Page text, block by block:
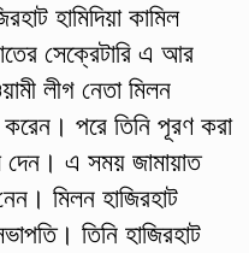
হামিদিয়া কামিল
সেক্রেটারি এ আর
লীগ নেতা মিলন
পরে তিনি পূরণ করা
দেন। এ সময় জামায়াত
মিলন হাজিরহাট
তিনি হাজিরহাট